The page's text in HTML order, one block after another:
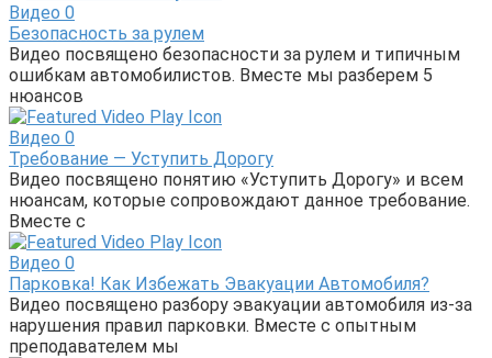
Видео 0
Безопасность за рулем
Видео посвящено безопасности за рулем и типичным
ошибкам автомобилистов. Вместе мы разберем 5
нюансов
Видео 0
Требование — Уступить Дорогу
Видео посвящено понятию «Уступить Дорогу» и всем
нюансам, которые сопровождают данное требование.
Вместе с
Видео 0
Парковка! Как Избежать Эвакуации Автомобиля?
Видео посвящено разбору эвакуации автомобиля из-за
нарушения правил парковки. Вместе с опытным
преподавателем мы